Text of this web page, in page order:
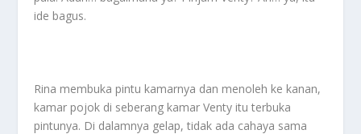
ide bagus.
Rina membuka pintu kamarnya dan menoleh ke kanan,
kamar pojok di seberang kamar Venty itu terbuka
pintunya. Di dalamnya gelap, tidak ada cahaya sama